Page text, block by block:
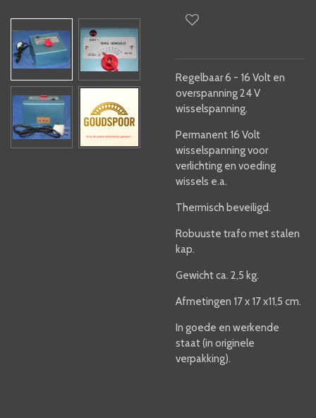
Regelbaar 6 - 16 Volt en
overspanning 24 V
wisselspanning.
Permanent 16 Volt
wisselspanning voor
verlichting en voeding
wissels e.a.
Thermisch beveiligd.
Robuuste trafo met stalen
kap.
Gewicht ca. 2,5 kg.
Afmetingen 17 x 17 x11,5 cm.
In goede en werkende
staat (in originele
verpakking).